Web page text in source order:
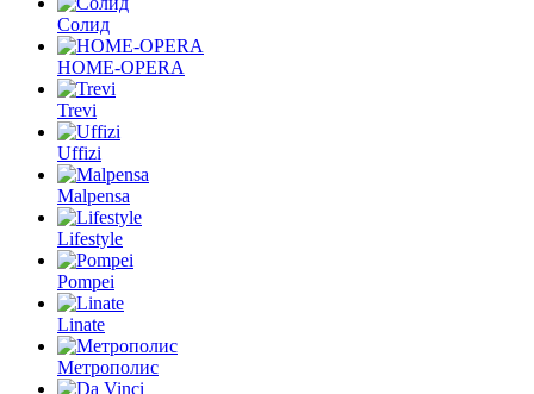
Солид
HOME-OPERA
Trevi
Uffizi
Malpensa
Lifestyle
Pompei
Linate
Метрополис